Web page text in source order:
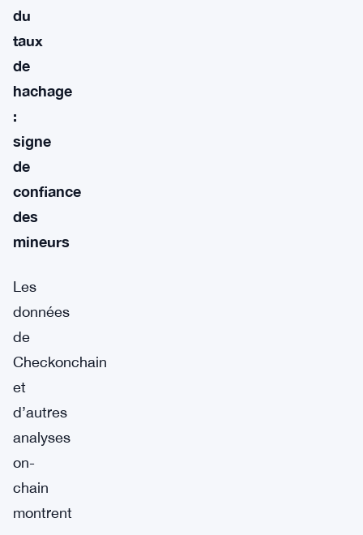
du
taux
de
hachage
:
signe
de
confiance
des
mineurs
Les
données
de
Checkonchain
et
d’autres
analyses
on-
chain
montrent